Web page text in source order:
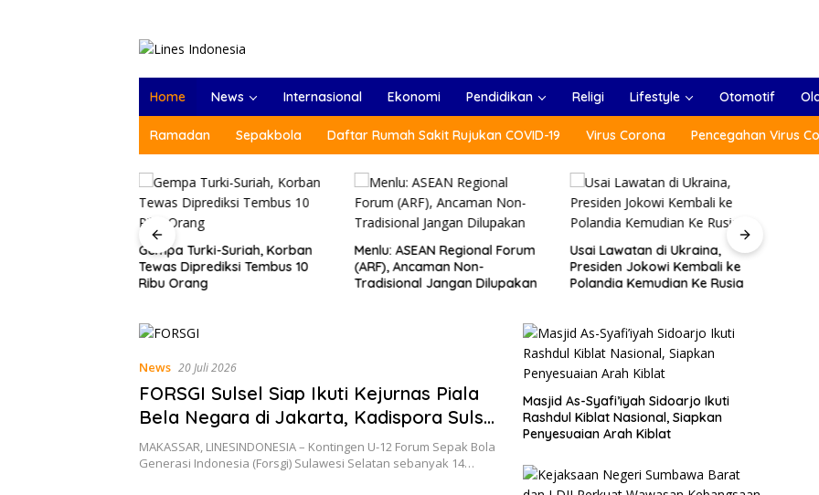
Home News Internasional Ekonomi Pendidikan Religi Lifestyle Otomotif
Ramadan Sepakbola Daftar Rumah Sakit Rujukan COVID-19 Virus Corona Pencegahan Virus
Gempa Turki-Suriah, Korban
Tewas Diprediksi Tembus 10
Ribu Orang
Menlu: ASEAN Regional Forum
(ARF), Ancaman Non-
Tradisional Jangan Dilupakan
Usai Lawatan di Ukraina,
Presiden Jokowi Kembali ke
Polandia Kemudian Ke Rusia
News 20 Juli 2026
FORSGI Sulsel Siap Ikuti Kejurnas Piala
Bela Negara di Jakarta, Kadispora Sulsel
Beri Apresiasi
MAKASSAR, LINESINDONESIA – Kontingen U-12 Forum Sepak Bola
Generasi Indonesia (Forsgi) Sulawesi Selatan sebanyak 14…
Masjid As-Syafi’iyah Sidoarjo Ikuti
Rashdul Kiblat Nasional, Siapkan
Penyesuaian Arah Kiblat